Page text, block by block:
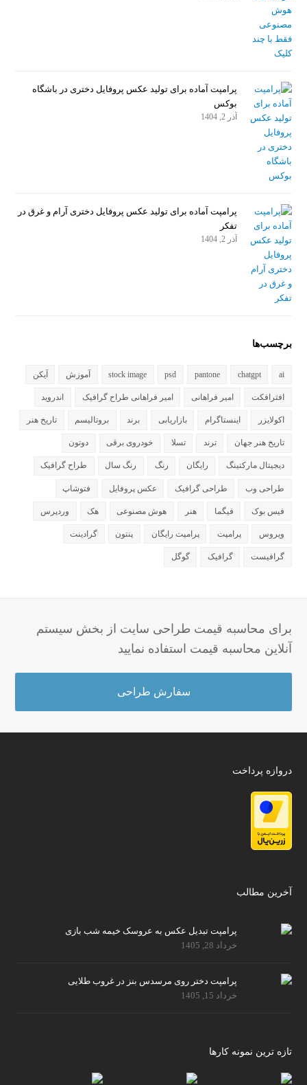
پرامپت آماده برای تولید عکس پروفایل دختری در باشگاه
بوکس
آذر 2, 1404
پرامپت آماده برای تولید عکس پروفایل دختری آرام و غرق در
تفکر
آذر 2, 1404
برچسب‌ها
ai
chatgpt
pantone
psd
stock image آموزش آیکن
افترافکت امیر فراهانی امیر فراهانی طراح گرافیک اندروید
اکولایزر اینستاگرام بازاریابی برند بروتالیسم تاریخ هنر
تاریخ هنر جهان ترند تسلا خودروی برقی دوتون
دیجیتال مارکتینگ رایگان رنگ رنگ سال طراح گرافیک
طراحی وب طراحی گرافیک عکس پروفایل فتوشاپ
فیس بوک فیگما هنر هوش مصنوعی هک وردپرس
ویروس پرامپت پرامپت رایگان پنتون گرادینت
گرافیست گرافیک گوگل
برای محاسبه قیمت طراحی سایت از بخش سیستم
آنلاین محاسبه قیمت استفاده نمایید
سفارش طراحی
دروازه پرداخت
آخرین مطالب
پرامپت تبدیل عکس به عروسک خیمه شب بازی
خرداد 28, 1405
پرامپت دختر روی مرسدس بنز در غروب طلایی
خرداد 15, 1405
تازه ترین نمونه کارها